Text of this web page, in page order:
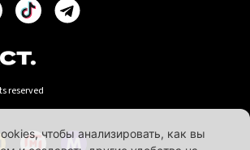
reserved
чтобы анализировать, как вы